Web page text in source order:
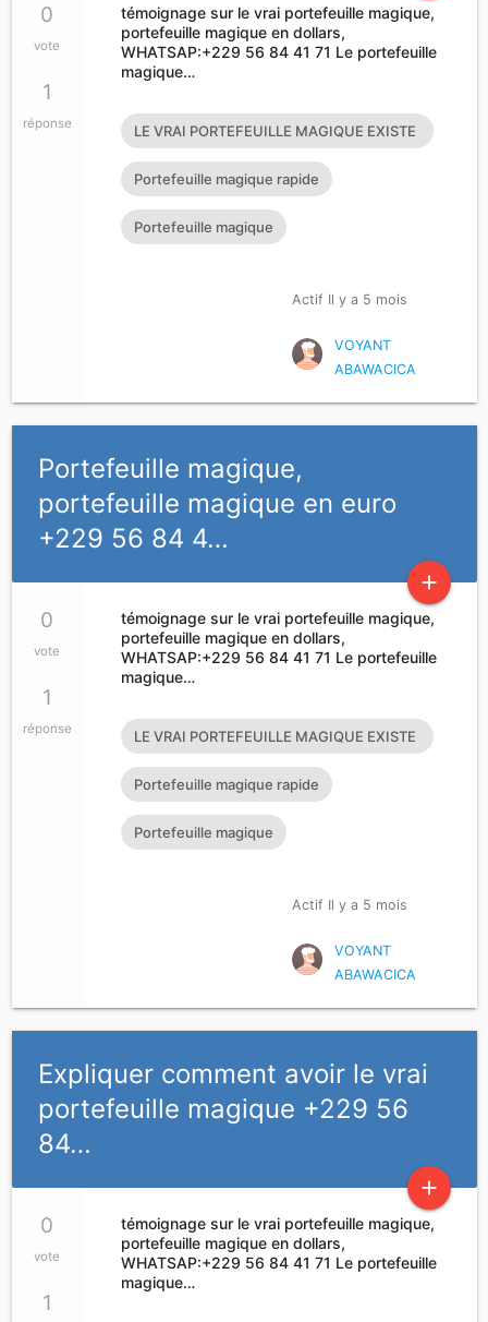
0
vote
1
réponse
témoignage sur le vrai portefeuille magique,
portefeuille magique en dollars,
WHATSAP:+229 56 84 41 71 Le portefeuille
magique…
LE VRAI PORTEFEUILLE MAGIQUE EXISTE
T’IL?
Portefeuille magique rapide
Portefeuille magique
Actif Il y a 5 mois
VOYANT
ABAWACICA
Portefeuille magique,
portefeuille magique en euro
+229 56 84 4…
add
0
vote
1
réponse
témoignage sur le vrai portefeuille magique,
portefeuille magique en dollars,
WHATSAP:+229 56 84 41 71 Le portefeuille
magique…
LE VRAI PORTEFEUILLE MAGIQUE EXISTE
T’IL?
Portefeuille magique rapide
Portefeuille magique
Actif Il y a 5 mois
VOYANT
ABAWACICA
Expliquer comment avoir le vrai
portefeuille magique +229 56
84…
add
0
vote
1
témoignage sur le vrai portefeuille magique,
portefeuille magique en dollars,
WHATSAP:+229 56 84 41 71 Le portefeuille
magique…